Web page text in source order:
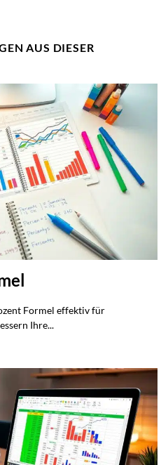
AUS DIESER
Formel effektiv für
Ihre...